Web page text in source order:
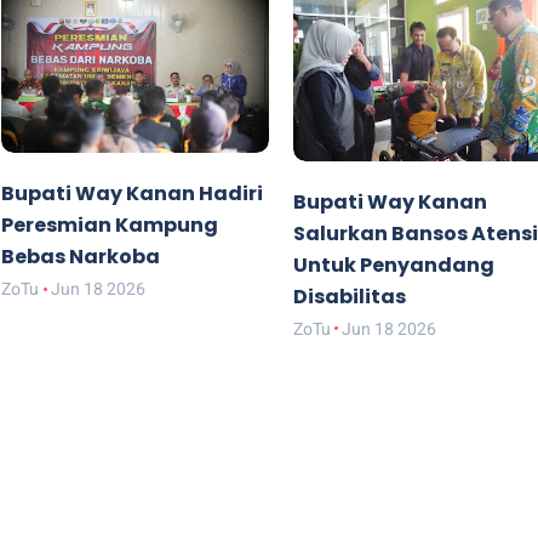
Bupati Way Kanan Hadiri
Peresmian Kampung
Bebas Narkoba
ZoTu Jun 18 2026
Bupati Way Kanan
Salurkan Bansos Atensi
Untuk Penyandang
Disabilitas
ZoTu Jun 18 2026